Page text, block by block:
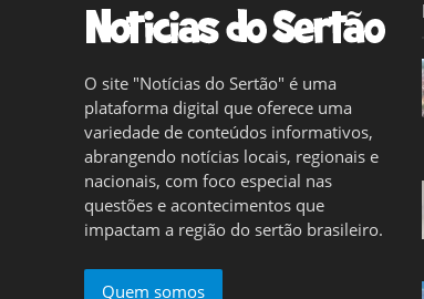
O site "Notícias do Sertão" é uma
plataforma digital que oferece uma
variedade de conteúdos informativos,
abrangendo notícias locais, regionais e
nacionais, com foco especial nas
questões e acontecimentos que
impactam a região do sertão brasileiro.
Quem somos